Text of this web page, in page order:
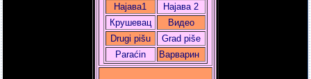
Најава1
Најава 2
Крушевац
Видео
Drugi pišu
Grad piše
Paraćin
Варварин